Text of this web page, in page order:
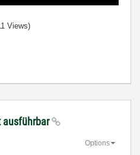
Views)
ausführbar
Options